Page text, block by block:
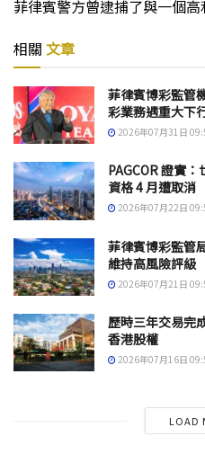
菲律賓警方曾逮捕了與一個
相關 文章
菲律賓博彩監管
彩業務遇重大下
2026年07月31日
PAGCOR 證實
資格 4 月遭取消
2026年07月22日
菲律賓博彩監管
維持高風險評級
2026年07月21日
歷時三年交易完
香港股權
2026年07月16日
LOAD